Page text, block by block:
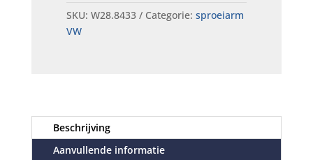
SKU: W28.8433 Categorie: sproeiarm
VW
Beschrijving
Aanvullende informatie